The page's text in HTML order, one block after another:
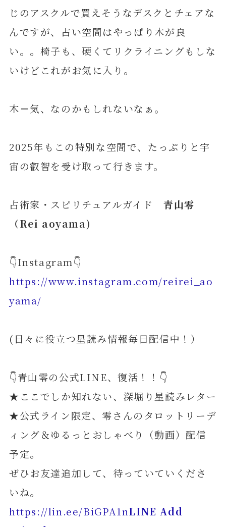
じのアスクルで買えそうなデスクとチェアな
んですが、占い空間はやっぱり木が良
い。。椅子も、硬くてリクライニングもしな
いけどこれがお気に入り。
木＝気、なのかもしれないなぁ。
2025年もこの特別な空間で、たっぷりと宇
宙の叡智を受け取って行きます。
占術家・スピリチュアルガイド青山零
（Rei aoyama)
👇Instagram👇
https://www.instagram.com/reirei_ao
yama/
(日々に役立つ星読み情報毎日配信中！）
👇青山零の公式LINE、復活！！👇
★ここでしか知れない、深堀り星読みレター
★公式ライン限定、零さんのタロットリーデ
ィング＆ゆるっとおしゃべり（動画）配信
予定。
ぜひお友達追加して、待っていていくださ
いね。
https://lin.ee/BiGPA1nLINE Add